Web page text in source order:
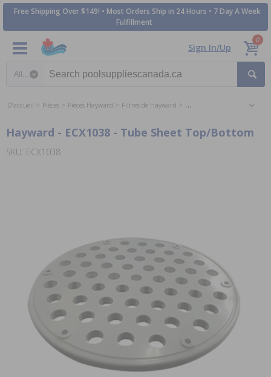
Free Shipping Over $149! • Most Orders Ship in 24 Hours • 7 Day A Week
Fulfillment
Sign In/Up
0
D'accueil Pièces Pièces Hayward Filtres de Hayward Hayward Perflex DE Filter
Hayward - ECX1038 - Tube Sheet Top/Bottom
SKU: ECX1038